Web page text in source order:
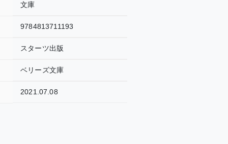
文庫
9784813711193
スターツ出版
ベリーズ文庫
2021.07.08